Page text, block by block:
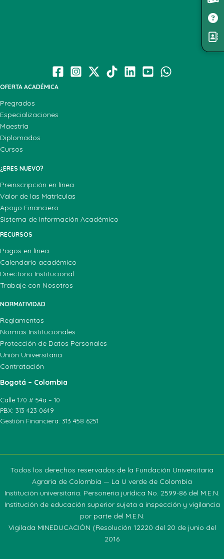
OFERTA ACADÉMICA
Pregrados
Especializaciones
Maestría
Diplomados
Cursos
¿ERES NUEVO?
Preinscripción en línea
Valor de las Matrículas
Apoyo Financiero
Sistema de Información Académico
RECURSOS
Pagos en línea
Calendario académico
Directorio Institucional
Trabaje con Nosotros
NORMATIVIDAD
Reglamentos
Normas Institucionales
Protección de Datos Personales
Unión Universitaria
Contratación
Bogotá – Colombia
Calle 170 # 54a – 10
PBX: 313 423 0649
Gestión Financiera: 313 458 6251
Todos los derechos reservados de la Fundación Universitaria
Agraria de Colombia — La U verde de Colombia
Institución universitaria. Personeria jurídica No. 2599-86 del M.E.N.
Institución de educación superior sujeta a inspección y vigilancia
por parte del M.E.N.
Vigilada MINEDUCACIÓN (Resolución 12220 del 20 de junio del
2016